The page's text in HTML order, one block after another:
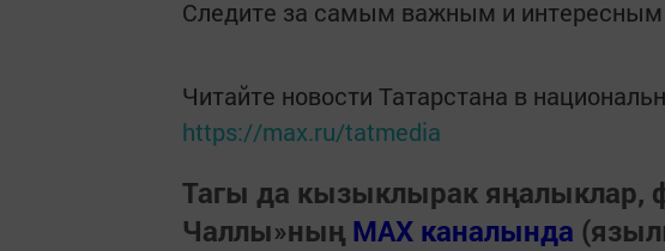
Следите за самым важным и интересным
Читайте новости Татарстана в
https://max.ru/tatmedia
Тагы да кызыклырак яңалыклар,
Чаллы»ның MAX каналында